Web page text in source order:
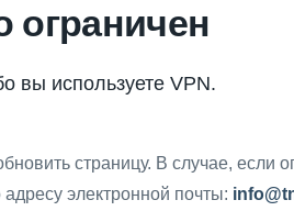
ограничен
вы используете VPN.
страницу. В случае, если
электронной почты: